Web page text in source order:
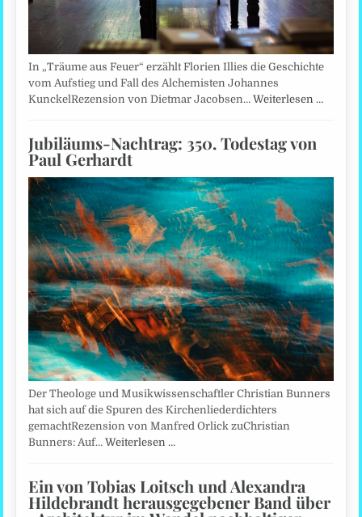
In „Träume aus Feuer“ erzählt Florien Illies die Geschichte
vom Aufstieg und Fall des Alchemisten Johannes
KunckelRezension von Dietmar Jacobsen…Weiterlesen …
Jubiläums-Nachtrag: 350. Todestag von
Paul Gerhardt
Der Theologe und Musikwissenschaftler Christian Bunners
hat sich auf die Spuren des Kirchenliederdichters
gemachtRezension von Manfred Orlick zuChristian
Bunners: Auf…Weiterlesen …
Ein von Tobias Loitsch und Alexandra
Hildebrandt herausgegebener Band über